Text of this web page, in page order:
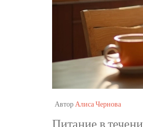
АвторАлиса Чернова
Питание в